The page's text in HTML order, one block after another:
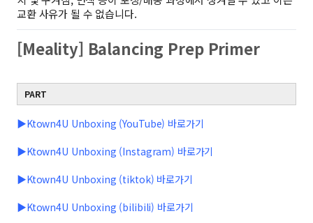
교환 사유가 될 수 없습니다.
[Meality] Balancing Prep Primer
PART
▶Ktown4U Unboxing (YouTube) 바로가기
▶Ktown4U Unboxing (Instagram) 바로가기
▶Ktown4U Unboxing (tiktok) 바로가기
▶Ktown4U Unboxing (bilibili) 바로가기